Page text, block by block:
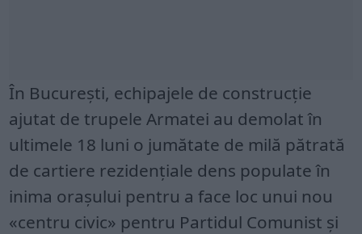
În București, echipajele de construcție
ajutat de trupele Armatei au demolat în
ultimele 18 luni o jumătate de milă pătrată
de cartiere rezidențiale dens populate în
inima orașului pentru a face loc unui nou
«centru civic» pentru Partidul Comunist și